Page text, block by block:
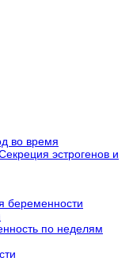
во время
эстрогенов и
беременности
по неделям